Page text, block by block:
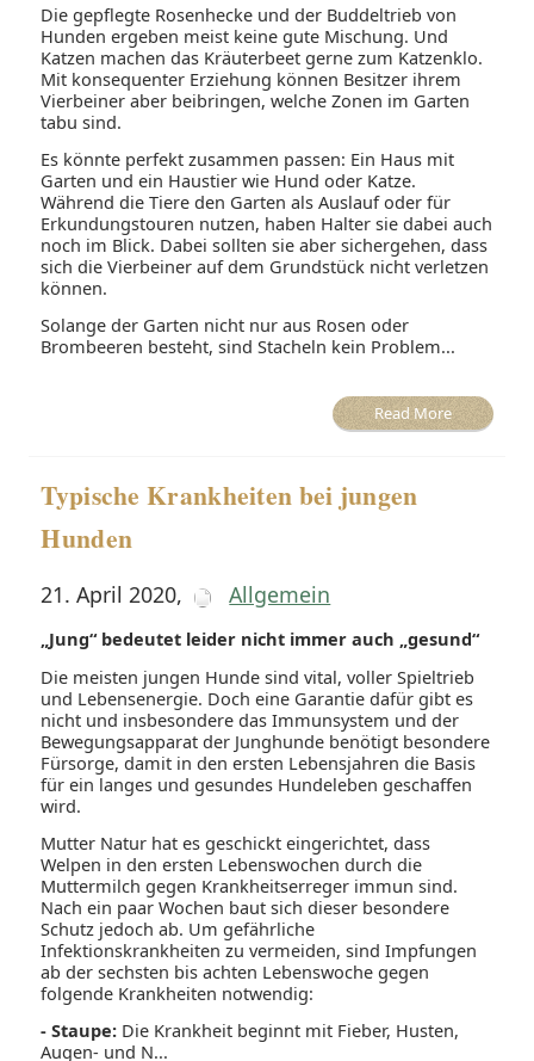
Die gepflegte Rosenhecke und der Buddeltrieb von
Hunden ergeben meist keine gute Mischung. Und
Katzen machen das Kräuterbeet gerne zum Katzenklo.
Mit konsequenter Erziehung können Besitzer ihrem
Vierbeiner aber beibringen, welche Zonen im Garten
tabu sind.
Es könnte perfekt zusammen passen: Ein Haus mit
Garten und ein Haustier wie Hund oder Katze.
Während die Tiere den Garten als Auslauf oder für
Erkundungstouren nutzen, haben Halter sie dabei auch
noch im Blick. Dabei sollten sie aber sichergehen, dass
sich die Vierbeiner auf dem Grundstück nicht verletzen
können.
Solange der Garten nicht nur aus Rosen oder
Brombeeren besteht, sind Stacheln kein Problem...
Read More
Typische Krankheiten bei jungen
Hunden
21. April 2020, Allgemein
„Jung“ bedeutet leider nicht immer auch „gesund“
Die meisten jungen Hunde sind vital, voller Spieltrieb
und Lebensenergie. Doch eine Garantie dafür gibt es
nicht und insbesondere das Immunsystem und der
Bewegungsapparat der Junghunde benötigt besondere
Fürsorge, damit in den ersten Lebensjahren die Basis
für ein langes und gesundes Hundeleben geschaffen
wird.
Mutter Natur hat es geschickt eingerichtet, dass
Welpen in den ersten Lebenswochen durch die
Muttermilch gegen Krankheitserreger immun sind.
Nach ein paar Wochen baut sich dieser besondere
Schutz jedoch ab. Um gefährliche
Infektionskrankheiten zu vermeiden, sind Impfungen
ab der sechsten bis achten Lebenswoche gegen
folgende Krankheiten notwendig:
- Staupe: Die Krankheit beginnt mit Fieber, Husten,
Augen- und N...